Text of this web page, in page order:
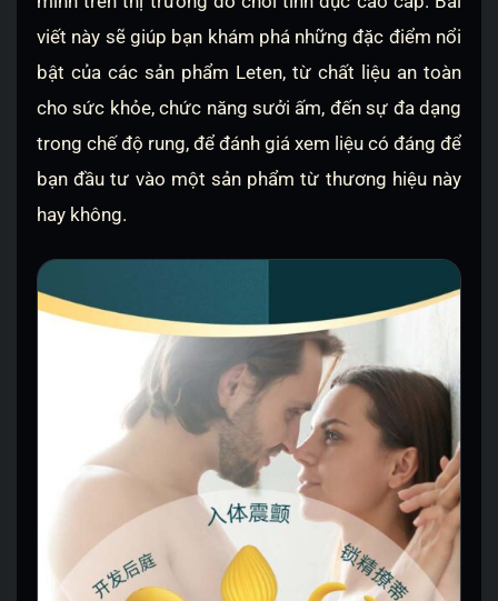
viết này sẽ giúp bạn khám phá những đặc điểm nổi
bật của các sản phẩm Leten, từ chất liệu an toàn
cho sức khỏe, chức năng sưởi ấm, đến sự đa dạng
trong chế độ rung, để đánh giá xem liệu có đáng để
bạn đầu tư vào một sản phẩm từ thương hiệu này
hay không.